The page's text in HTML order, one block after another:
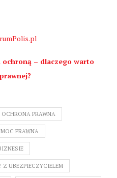
– dlaczego warto
OCHRONA PRAWNA
PRAWNA
Z UBEZPIECZYCIELEM